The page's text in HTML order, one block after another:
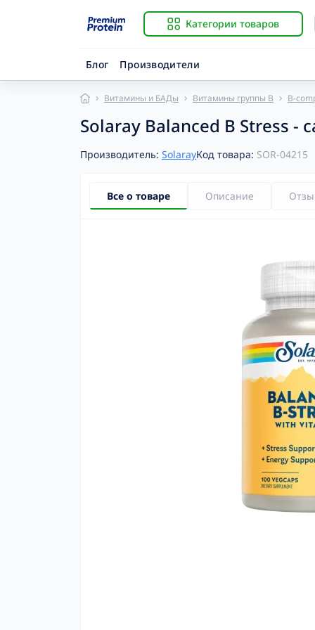
Категории товаров
Блог Производители
Витамины и БАДы Витамины группы B B-
Solaray Balanced B Stress -
Производитель: SolarayКод товара: SOR-04215
Все о товаре Описание